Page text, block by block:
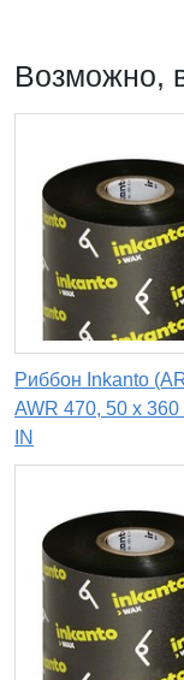
Возможно,
Риббон Inkanto
AWR 470, 50 х 360
IN